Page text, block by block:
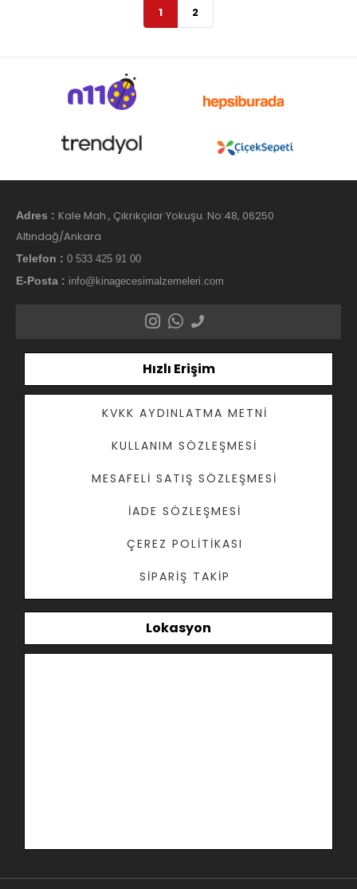
1 2
Adres : Kale Mah., Çıkrıkçılar Yokuşu. No:48, 06250
Altındağ/Ankara
Telefon : 0 533 425 91 00
E-Posta : info@kinagecesimalzemeleri.com
Hızlı Erişim
KVKK AYDINLATMA METNI
KULLANIM SÖZLEŞMESI
MESAFELI SATIŞ SÖZLEŞMESI
İADE SÖZLEŞMESI
ÇEREZ POLITIKASI
SIPARIŞ TAKIP
Lokasyon